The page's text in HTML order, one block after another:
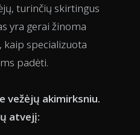
turinčių skirtingus
yra gerai žinoma
specializuota
padėti.
vežėjų akimirksniu.
atvejį: